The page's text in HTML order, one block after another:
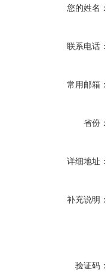
您的姓名：
联系电话：
常用邮箱：
省份：
详细地址：
补充说明：
验证码：